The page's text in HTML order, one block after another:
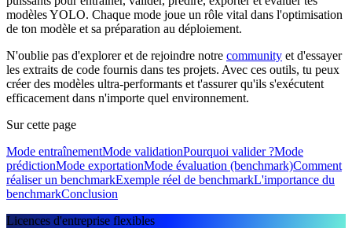
modèles YOLO. Chaque mode joue un rôle vital dans l'optimisation
de ton modèle et sa préparation au déploiement.
N'oublie pas d'explorer et de rejoindre notre community et d'essayer
les extraits de code fournis dans tes projets. Avec ces outils, tu peux
créer des modèles ultra-performants et t'assurer qu'ils s'exécutent
efficacement dans n'importe quel environnement.
Sur cette page
Mode entraînementMode validationPourquoi valider ?Mode
prédictionMode exportationMode évaluation (benchmark)Comment
réaliser un benchmarkExemple réel de benchmarkL'importance du
benchmarkConclusion
Licences d'entreprise flexibles